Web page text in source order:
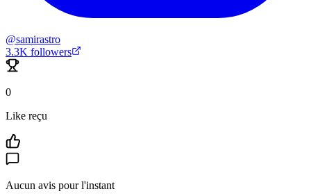
@samirastro
3.3K followers
0
Like reçu
Aucun avis pour l'instant